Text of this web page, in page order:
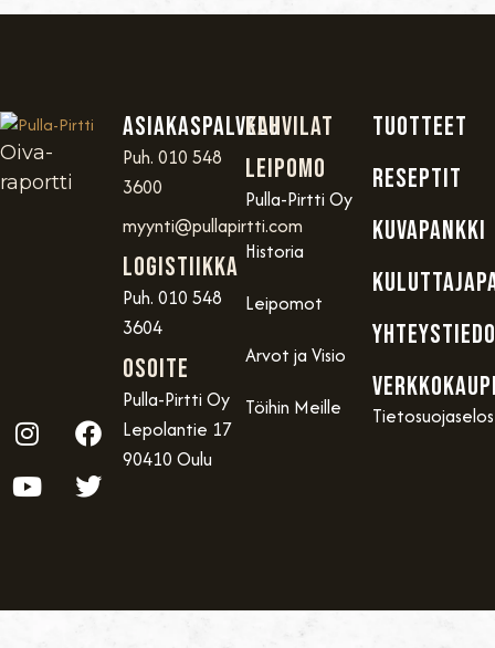
Oiva-
raportti
Asiakaspalvelu
Puh. 010 548
3600
myynti@pullapirtti.com
Logistiikka
Puh. 010 548
3604
OSOITE
Pulla-Pirtti Oy
Lepolantie 17
90410 Oulu
Kahvilat
Leipomo
Pulla-Pirtti Oy
Historia
Leipomot
Arvot ja Visio
Töihin Meille
TUOTTEET
RESEPTIT
KUVAPANKKI